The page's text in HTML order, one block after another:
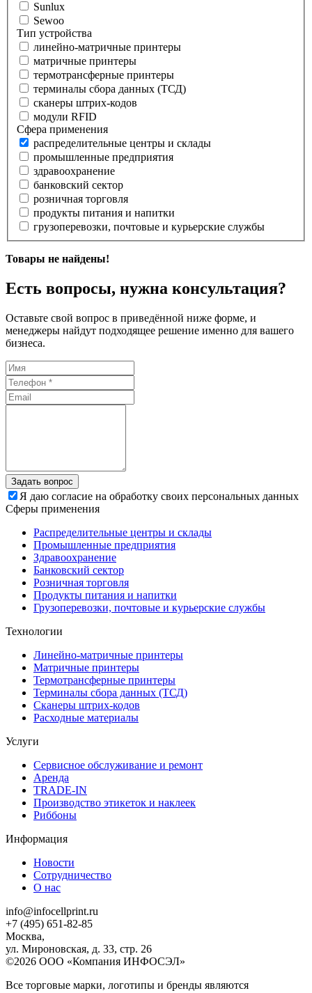
Sunlux
Sewoo
Тип устройства
линейно-матричные принтеры
матричные принтеры
термотрансферные принтеры
терминалы сбора данных (ТСД)
сканеры штрих-кодов
модули RFID
Сфера применения
распределительные центры и склады
промышленные предприятия
здравоохранение
банковский сектор
розничная торговля
продукты питания и напитки
грузоперевозки, почтовые и курьерские службы
Товары не найдены!
Есть вопросы, нужна консультация?
Оставьте свой вопрос в приведённой ниже форме, и
менеджеры найдут подходящее решение именно для вашего
бизнеса.
Задать вопрос
Я даю согласие на обработку своих персональных данных
Сферы применения
Распределительные центры и склады
Промышленные предприятия
Здравоохранение
Банковский сектор
Розничная торговля
Продукты питания и напитки
Грузоперевозки, почтовые и курьерские службы
Технологии
Линейно-матричные принтеры
Матричные принтеры
Термотрансферные принтеры
Терминалы сбора данных (ТСД)
Сканеры штрих-кодов
Расходные материалы
Услуги
Сервисное обслуживание и ремонт
Аренда
TRADE-IN
Производство этикеток и наклеек
Риббоны
Информация
Новости
Сотрудничество
О нас
info@infocellprint.ru
+7 (495) 651-82-85
Москва,
ул. Мироновская, д. 33, стр. 26
©2026 ООО «Компания ИНФОСЭЛ»
Все торговые марки, логотипы и бренды являются